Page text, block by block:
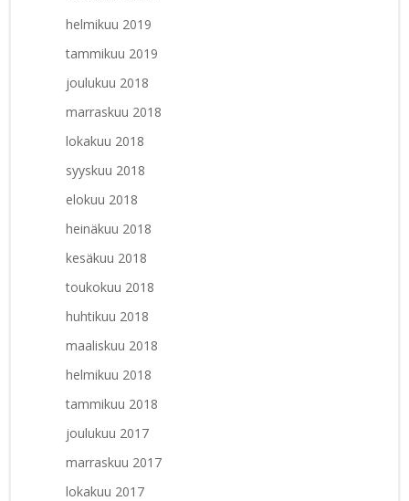
helmikuu 2019
tammikuu 2019
joulukuu 2018
marraskuu 2018
lokakuu 2018
syyskuu 2018
elokuu 2018
heinäkuu 2018
kesäkuu 2018
toukokuu 2018
huhtikuu 2018
maaliskuu 2018
helmikuu 2018
tammikuu 2018
joulukuu 2017
marraskuu 2017
lokakuu 2017